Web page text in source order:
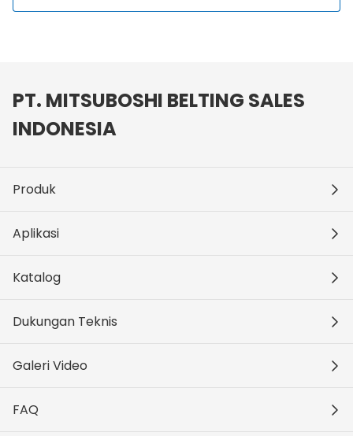
PT. MITSUBOSHI BELTING SALES
INDONESIA
Produk
Aplikasi
Katalog
Dukungan Teknis
Galeri Video
FAQ